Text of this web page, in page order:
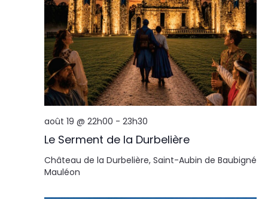
Le Serment de la Durbelière
août 19 @ 22h00 - 23h30
Château de la Durbelière, Saint-Aubin de Baubigné
Mauléon